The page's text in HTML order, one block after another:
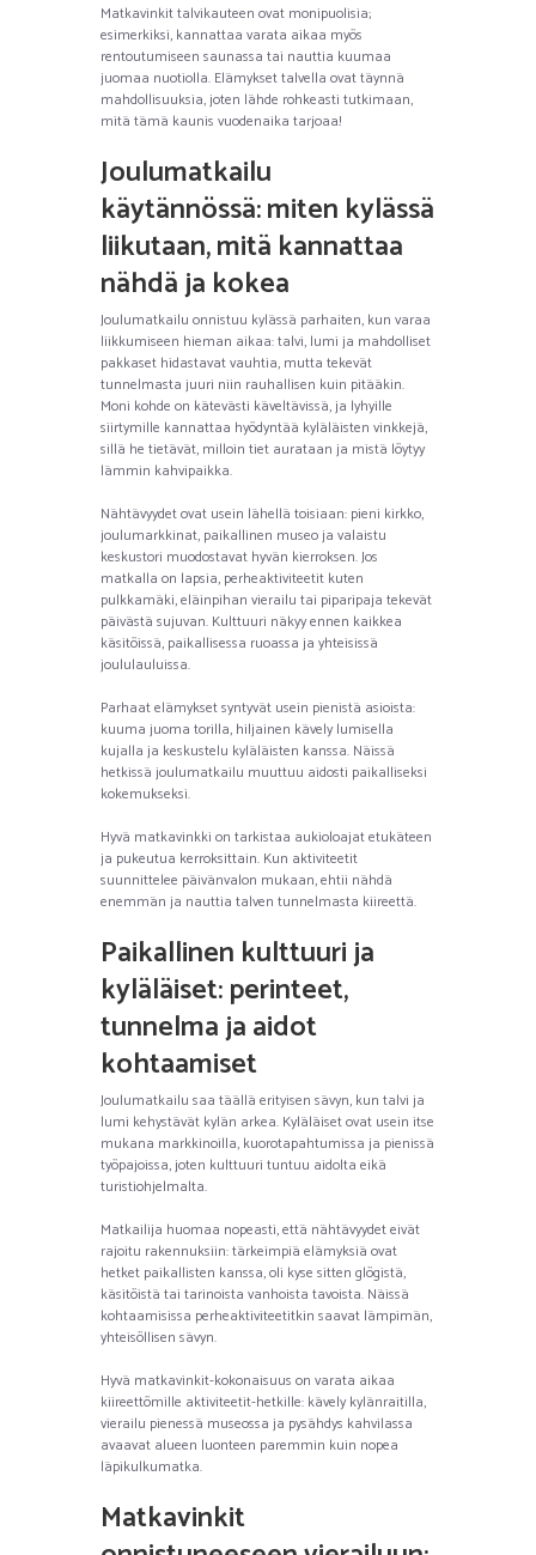
Matkavinkit talvikauteen ovat monipuolisia;
esimerkiksi, kannattaa varata aikaa myös
rentoutumiseen saunassa tai nauttia kuumaa
juomaa nuotiolla. Elämykset talvella ovat täynnä
mahdollisuuksia, joten lähde rohkeasti tutkimaan,
mitä tämä kaunis vuodenaika tarjoaa!
Joulumatkailu
käytännössä: miten kylässä
liikutaan, mitä kannattaa
nähdä ja kokea
Joulumatkailu onnistuu kylässä parhaiten, kun varaa
liikkumiseen hieman aikaa: talvi, lumi ja mahdolliset
pakkaset hidastavat vauhtia, mutta tekevät
tunnelmasta juuri niin rauhallisen kuin pitääkin.
Moni kohde on kätevästi käveltävissä, ja lyhyille
siirtymille kannattaa hyödyntää kyläläisten vinkkejä,
sillä he tietävät, milloin tiet aurataan ja mistä löytyy
lämmin kahvipaikka.
Nähtävyydet ovat usein lähellä toisiaan: pieni kirkko,
joulumarkkinat, paikallinen museo ja valaistu
keskustori muodostavat hyvän kierroksen. Jos
matkalla on lapsia, perheaktiviteetit kuten
pulkkamäki, eläinpihan vierailu tai piparipaja tekevät
päivästä sujuvan. Kulttuuri näkyy ennen kaikkea
käsitöissä, paikallisessa ruoassa ja yhteisissä
joululauluissa.
Parhaat elämykset syntyvät usein pienistä asioista:
kuuma juoma torilla, hiljainen kävely lumisella
kujalla ja keskustelu kyläläisten kanssa. Näissä
hetkissä joulumatkailu muuttuu aidosti paikalliseksi
kokemukseksi.
Hyvä matkavinkki on tarkistaa aukioloajat etukäteen
ja pukeutua kerroksittain. Kun aktiviteetit
suunnittelee päivänvalon mukaan, ehtii nähdä
enemmän ja nauttia talven tunnelmasta kiireettä.
Paikallinen kulttuuri ja
kyläläiset: perinteet,
tunnelma ja aidot
kohtaamiset
Joulumatkailu saa täällä erityisen sävyn, kun talvi ja
lumi kehystävät kylän arkea. Kyläläiset ovat usein itse
mukana markkinoilla, kuorotapahtumissa ja pienissä
työpajoissa, joten kulttuuri tuntuu aidolta eikä
turistiohjelmalta.
Matkailija huomaa nopeasti, että nähtävyydet eivät
rajoitu rakennuksiin: tärkeimpiä elämyksiä ovat
hetket paikallisten kanssa, oli kyse sitten glögistä,
käsitöistä tai tarinoista vanhoista tavoista. Näissä
kohtaamisissa perheaktiviteetitkin saavat lämpimän,
yhteisöllisen sävyn.
Hyvä matkavinkit-kokonaisuus on varata aikaa
kiireettömille aktiviteetit-hetkille: kävely kylänraitilla,
vierailu pienessä museossa ja pysähdys kahvilassa
avaavat alueen luonteen paremmin kuin nopea
läpikulkumatka.
Matkavinkit